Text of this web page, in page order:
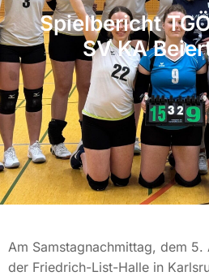
Spielbericht
SV KA
Am Samstagnachmittag, dem
der Friedrich-List-Halle in